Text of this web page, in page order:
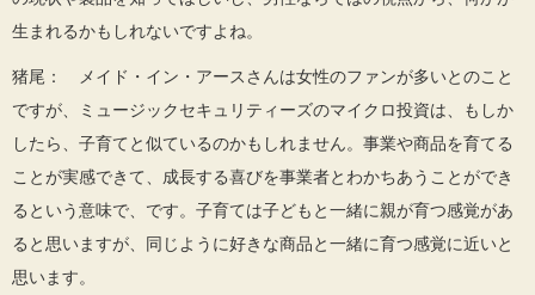
生まれるかもしれないですよね。
猪尾： メイド・イン・アースさんは女性のファンが多いとのこと
ですが、ミュージックセキュリティーズのマイクロ投資は、もしか
したら、子育てと似ているのかもしれません。事業や商品を育てる
ことが実感できて、成長する喜びを事業者とわかちあうことができ
るという意味で、です。子育ては子どもと一緒に親が育つ感覚があ
ると思いますが、同じように好きな商品と一緒に育つ感覚に近いと
思います。